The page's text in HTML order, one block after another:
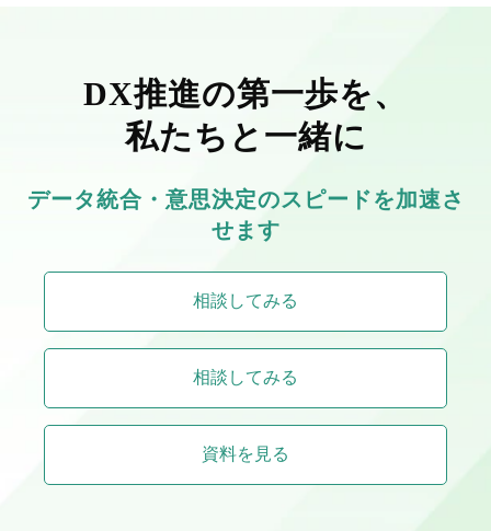
DX推進の第一歩を、
私たちと一緒に
データ統合・意思決定のスピードを加速さ
せます
相談してみる
相談してみる
資料を見る